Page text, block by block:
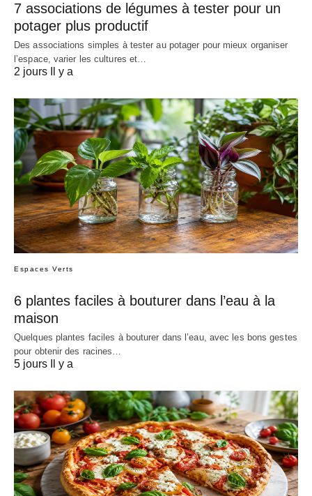
7 associations de légumes à tester pour un
potager plus productif
Des associations simples à tester au potager pour mieux organiser
l’espace, varier les cultures et…
2 jours Il y a
Espaces Verts
6 plantes faciles à bouturer dans l’eau à la
maison
Quelques plantes faciles à bouturer dans l’eau, avec les bons gestes
pour obtenir des racines…
5 jours Il y a